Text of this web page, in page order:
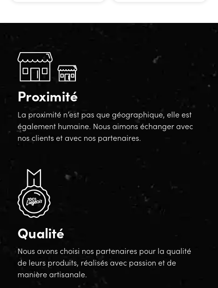
Proximité
La proximité n’est pas que géographique, elle est
également humaine. Nous aimons échanger avec
nos clients et avec nos partenaires.
Qualité
Nous avons choisi nos partenaires pour la qualité
de leurs produits, réalisés avec passion et de
manière artisanale.